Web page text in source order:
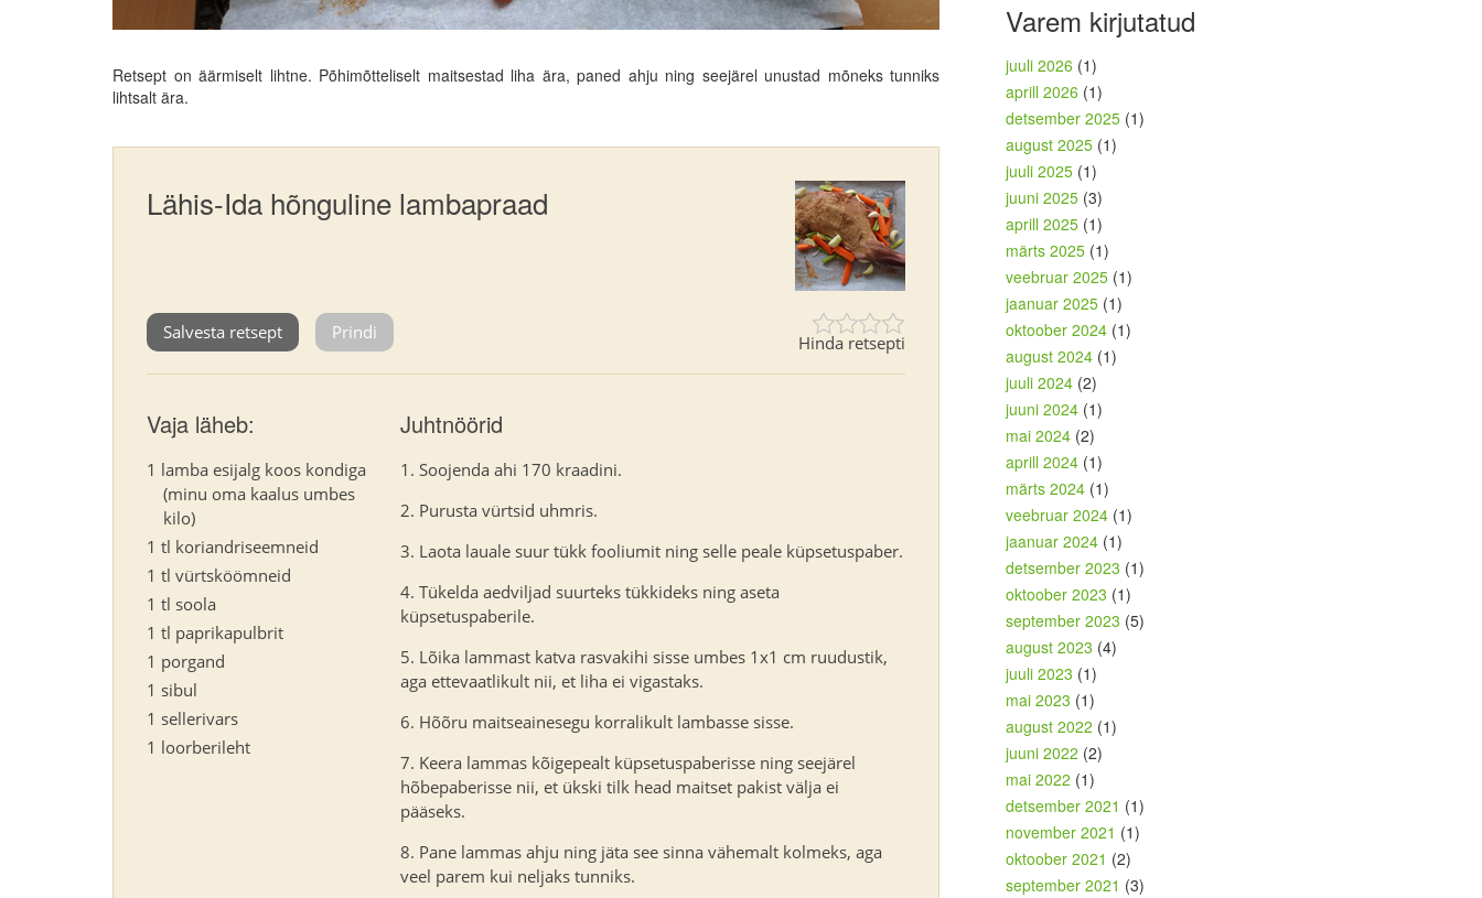
Retsept on äärmiselt lihtne. Põhimõtteliselt maitsestad liha ära, paned ahju ning seejärel unustad mõneks tunniks
lihtsalt ära.
Lähis-Ida hõnguline lambapraad
Hinda retsepti
Salvesta retsept Prindi
Vaja läheb:
1 lamba esijalg koos kondiga
(minu oma kaalus umbes
kilo)
1 tl koriandriseemneid
1 tl vürtsköömneid
1 tl soola
1 tl paprikapulbrit
1 porgand
1 sibul
1 sellerivars
1 loorberileht
Juhtnöörid
Soojenda ahi 170 kraadini.
Purusta vürtsid uhmris.
Laota lauale suur tükk fooliumit ning selle peale küpsetuspaber.
Tükelda aedviljad suurteks tükkideks ning aseta
küpsetuspaberile.
Lõika lammast katva rasvakihi sisse umbes 1x1 cm ruudustik,
aga ettevaatlikult nii, et liha ei vigastaks.
Hõõru maitseainesegu korralikult lambasse sisse.
Keera lammas kõigepealt küpsetuspaberisse ning seejärel
hõbepaberisse nii, et ükski tilk head maitset pakist välja ei
pääseks.
Pane lammas ahju ning jäta see sinna vähemalt kolmeks, aga
veel parem kui neljaks tunniks.
Varem kirjutatud
juuli 2026 (1)
aprill 2026 (1)
detsember 2025 (1)
august 2025 (1)
juuli 2025 (1)
juuni 2025 (3)
aprill 2025 (1)
märts 2025 (1)
veebruar 2025 (1)
jaanuar 2025 (1)
oktoober 2024 (1)
august 2024 (1)
juuli 2024 (2)
juuni 2024 (1)
mai 2024 (2)
aprill 2024 (1)
märts 2024 (1)
veebruar 2024 (1)
jaanuar 2024 (1)
detsember 2023 (1)
oktoober 2023 (1)
september 2023 (5)
august 2023 (4)
juuli 2023 (1)
mai 2023 (1)
august 2022 (1)
juuni 2022 (2)
mai 2022 (1)
detsember 2021 (1)
november 2021 (1)
oktoober 2021 (2)
september 2021 (3)